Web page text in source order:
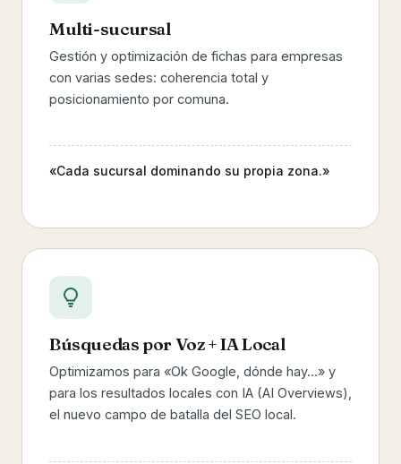
Multi-sucursal
Gestión y optimización de fichas para empresas
con varias sedes: coherencia total y
posicionamiento por comuna.
«Cada sucursal dominando su propia zona.»
Búsquedas por Voz + IA Local
Optimizamos para «Ok Google, dónde hay…» y
para los resultados locales con IA (AI Overviews),
el nuevo campo de batalla del SEO local.